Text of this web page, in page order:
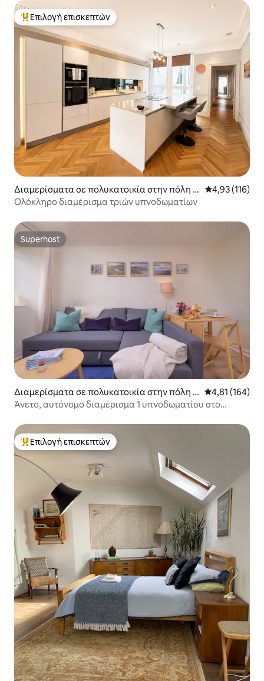
Κορυφαία επιλογή επισκεπτών
Επιλογή επισκεπτών
Διαμερίσματα σε πολυκατοικία στην πόλη Α
μπερντίν
Μέση
4,93 (116)
Ολόκληρο διαμέρισμα τριών υπνοδωματίων
Superhost
Superhost
Διαμερίσματα σε πολυκατοικία στην πόλη A
berdeenshire
Μέση
4,81 (164)
Άνετο, αυτόνομο διαμέρισμα 1 υπνοδωματίου στο
Κορυφαία επιλογή επισκεπτών
Επιλογή επισκεπτών